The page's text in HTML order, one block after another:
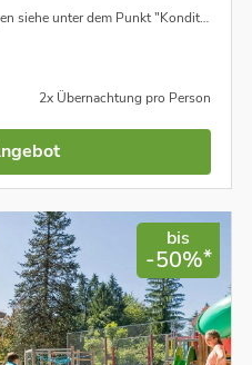
unter dem Punkt "Konditionen"
2x Übernachtung pro Person
bis
-50%*